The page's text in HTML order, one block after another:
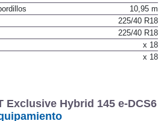
No
10,95 m
225/40 R18
225/40 R18
x 18
Exclusive Hybrid 145 e-DCS6